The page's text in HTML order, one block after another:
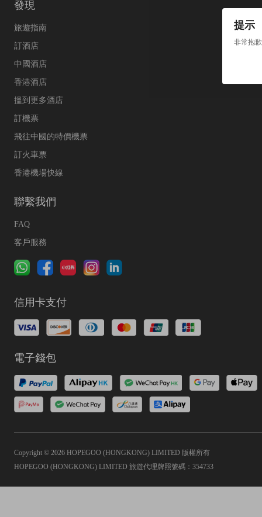
提示
非常抱
發現
旅遊指南
訂酒店
中國酒店
香港酒店
搵到更多酒店
訂機票
飛往中國的特價機票
訂火車票
香港機場快線
聯繫我們
FAQ
客戶服務
信用卡支付
電子錢包
Copyright © 2026 HOPEGOO (HONGKONG) LIMITED 版權所有
HOPEGOO (HONGKONG) LIMITED 旅遊代理牌照號碼：354733